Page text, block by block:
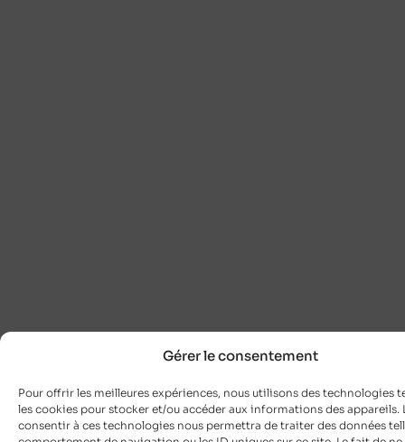
Gérer le consentement
Pour offrir les meilleures expériences, nous utilisons des technologies
les cookies pour stocker et/ou accéder aux informations des appareils.
consentir à ces technologies nous permettra de traiter des données